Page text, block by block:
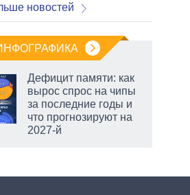
новостей
Дефицит памяти: как
вырос спрос на чипы
за последние годы и
что прогнозируют на
2027-й